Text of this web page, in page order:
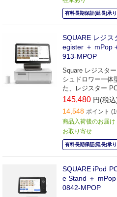
有料長期保証(延長)承
SQUARE レジス
egister ＋ mPop
913-MPOP
Square レジスタ
シュドロワー一体
た、レジスター
145,480 円(税込
14,548 ポイント
商品入荷後のお届
お取り寄せ
有料長期保証(延長)承
SQUARE iPod
e Stand ＋
0842-MPOP